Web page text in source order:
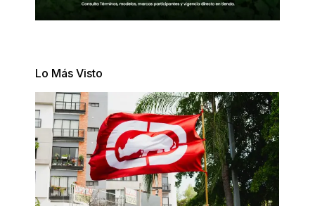
Lo Más Visto